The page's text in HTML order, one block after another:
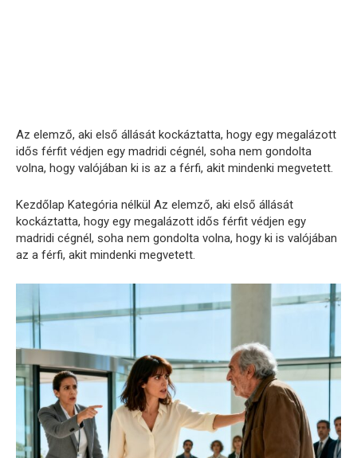
Az elemző, aki első állását kockáztatta, hogy egy megalázott
idős férfit védjen egy madridi cégnél, soha nem gondolta
volna, hogy valójában ki is az a férfi, akit mindenki megvetett.
Kezdőlap Kategória nélkül Az elemző, aki első állását
kockáztatta, hogy egy megalázott idős férfit védjen egy
madridi cégnél, soha nem gondolta volna, hogy ki is valójában
az a férfi, akit mindenki megvetett.